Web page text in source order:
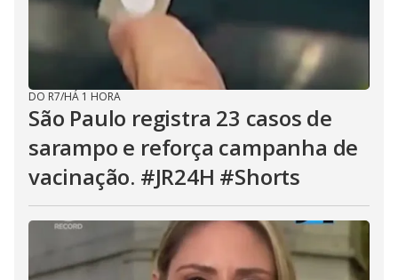
DO R7/HÁ 1 HORA
São Paulo registra 23 casos de
sarampo e reforça campanha de
vacinação. #JR24H #Shorts